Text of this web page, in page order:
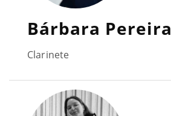
Bárbara Pereira
Clarinete